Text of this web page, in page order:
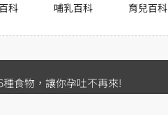
科 哺乳百科 育兒百科
食物，讓你孕吐不再來!